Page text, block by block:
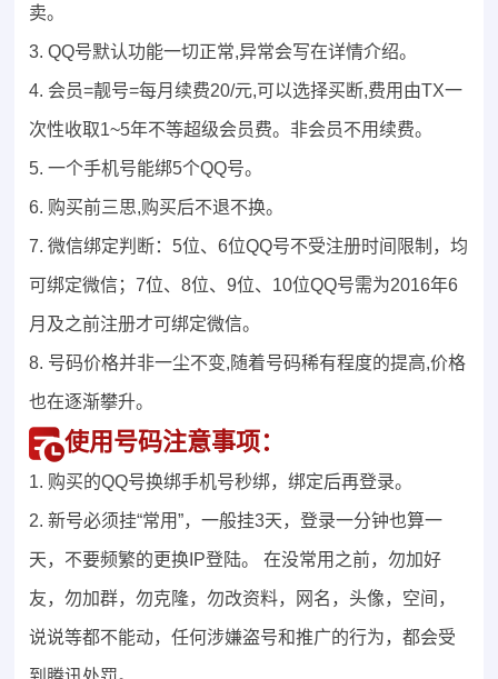
卖。
3. QQ号默认功能一切正常,异常会写在详情介绍。
4. 会员=靓号=每月续费20/元,可以选择买断,费用由TX一
次性收取1~5年不等超级会员费。非会员不用续费。
5. 一个手机号能绑5个QQ号。
6. 购买前三思,购买后不退不换。
7. 微信绑定判断：5位、6位QQ号不受注册时间限制，均
可绑定微信；7位、8位、9位、10位QQ号需为2016年6
月及之前注册才可绑定微信。
8. 号码价格并非一尘不变,随着号码稀有程度的提高,价格
也在逐渐攀升。
使用号码注意事项：
1. 购买的QQ号换绑手机号秒绑，绑定后再登录。
2. 新号必须挂“常用”，一般挂3天，登录一分钟也算一
天，不要频繁的更换IP登陆。 在没常用之前，勿加好
友，勿加群，勿克隆，勿改资料，网名，头像，空间，
说说等都不能动，任何涉嫌盗号和推广的行为，都会受